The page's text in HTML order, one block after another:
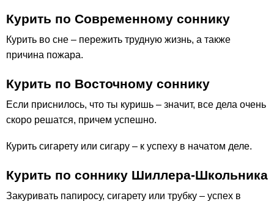
Курить по Современному соннику
Курить во сне – пережить трудную жизнь, а также
причина пожара.
Курить по Восточному соннику
Если приснилось, что ты куришь – значит, все дела очень
скоро решатся, причем успешно.
Курить сигарету или сигару – к успеху в начатом деле.
Курить по соннику Шиллера-Школьника
Закуривать папиросу, сигарету или трубку – успех в